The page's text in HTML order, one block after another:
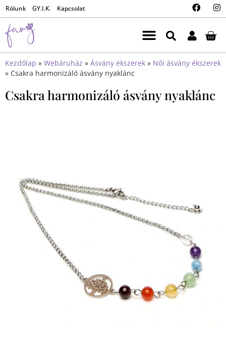
Rólunk GY.I.K. Kapcsolat
Kezdőlap » Webáruház » Ásvány ékszerek » Női ásvány ékszerek
» Csakra harmonizáló ásvány nyaklánc
Csakra harmonizáló ásvány nyaklánc